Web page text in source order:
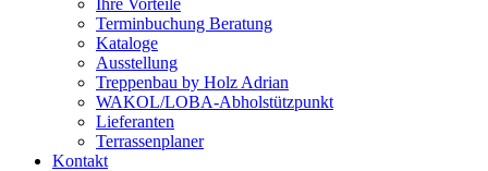
Terminbuchung Beratung
Kataloge
Ausstellung
Treppenbau by Holz Adrian
WAKOL/LOBA-Abholstützpunkt
Lieferanten
Terrassenplaner
Kontakt